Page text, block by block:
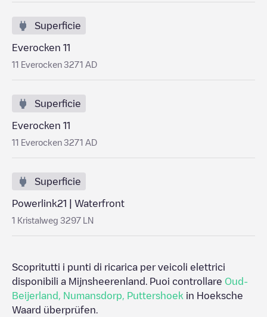
Superficie
Everocken 11
11 Everocken 3271 AD
Superficie
Everocken 11
11 Everocken 3271 AD
Superficie
Powerlink21 | Waterfront
1 Kristalweg 3297 LN
Scopritutti i punti di ricarica per veicoli elettrici
disponibili a Mijnsheerenland . Puoi controllare Oud-
Beijerland
Numansdorp Puttershoek in Hoeksche
Waard überprüfen.